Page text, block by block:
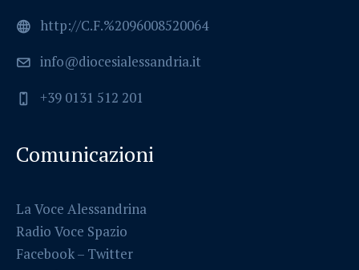
http://C.F.%2096008520064
info@diocesialessandria.it
+39 0131 512 201
Comunicazioni
La Voce Alessandrina
Radio Voce Spazio
Facebook– Twitter